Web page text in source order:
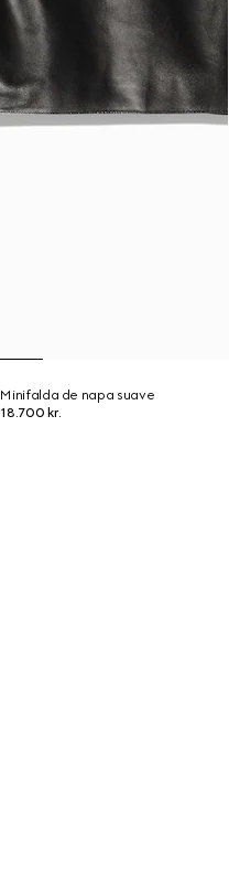
Minifalda de napa suave
18.700 kr.